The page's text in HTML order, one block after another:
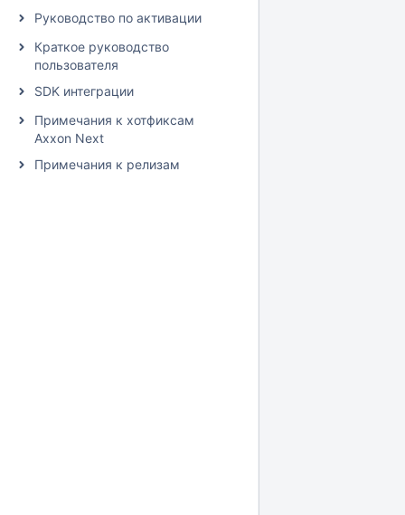
Руководство по активации
Краткое руководство
пользователя
SDK интеграции
Примечания к хотфиксам
Axxon Next
Примечания к релизам